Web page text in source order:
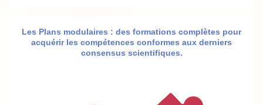
Les Plans modulaires : des formations complètes pour
acquérir les compétences conformes aux derniers
consensus scientifiques.